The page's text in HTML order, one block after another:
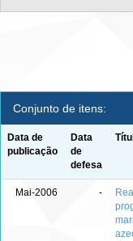
Conjunto de itens:
Data de
publicação
Data
de
defesa
Mai-2006 -